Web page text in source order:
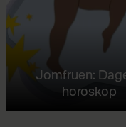
Jomfruen:
horoskop